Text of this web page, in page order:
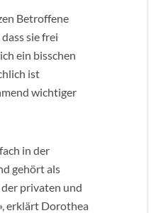
Betroffene
sie frei
ein bisschen
ist
wichtiger
in der
gehört als
privaten und
erklärt Dorothea